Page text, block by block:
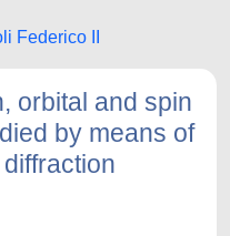
Federico II
orbital and spin
by means of